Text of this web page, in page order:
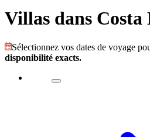
Villas dans Costa
Sélectionnez vos dates de voyage
disponibilité exacts.